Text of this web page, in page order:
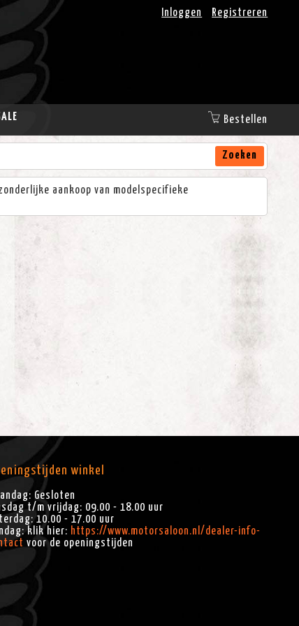
Inloggen Registreren
Bestellen
Zoeken
aankoop van modelspecifieke
winkel
Gesloten
t/m vrijdag: 09.00 - 18.00 uur
10.00 - 17.00 uur
klik hier: https://www.motorsaloon.nl/dealer-info-
voor de openingstijden